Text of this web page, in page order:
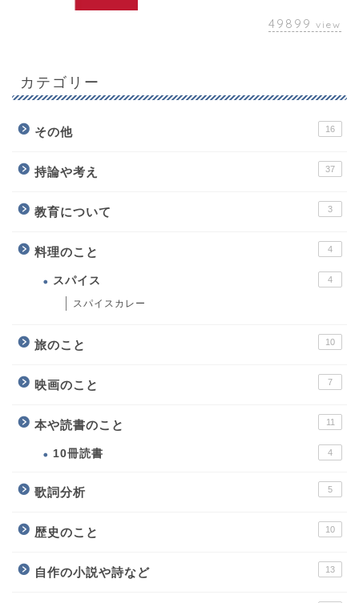
49899 view
カテゴリー
その他 16
持論や考え 37
教育について 3
料理のこと 4
スパイス 4
スパイスカレー
旅のこと 10
映画のこと 7
本や読書のこと 11
10冊読書 4
歌詞分析 5
歴史のこと 10
自作の小説や詩など 13